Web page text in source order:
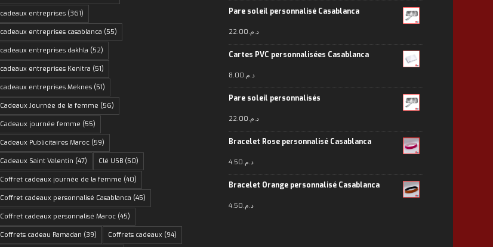
cadeaux entreprises (361)
cadeaux entreprises casablanca (55)
cadeaux entreprises dakhla (52)
cadeaux entreprises Kenitra (51)
cadeaux entreprises Meknes (51)
Cadeaux Journée de la femme (56)
Cadeaux journée femme (55)
Cadeaux Publicitaires Maroc (59)
Cadeaux Saint Valentin (47) Clé USB (50)
Coffret cadeaux journée de la femme (40)
Coffret cadeaux personnalisé Casablanca (45)
Coffret cadeaux personnalisé Maroc (45)
Coffrets cadeau Ramadan (39) Coffrets cadeaux (94)
Pare soleil personnalisé Casablanca
د.م.22.00
Cartes PVC personnalisées Casablanca
د.م.8.00
Pare soleil personnalisés
د.م.22.00
Bracelet Rose personnalisé Casablanca
د.م.4.50
Bracelet Orange personnalisé Casablanca
د.م.4.50